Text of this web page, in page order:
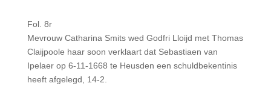
Fol. 8r
Mevrouw Catharina Smits wed Godfri Lloijd met Thomas
Claijpoole haar soon verklaart dat Sebastiaen van
Ipelaer op 6-11-1668 te Heusden een schuldbekentinis
heeft afgelegd, 14-2.